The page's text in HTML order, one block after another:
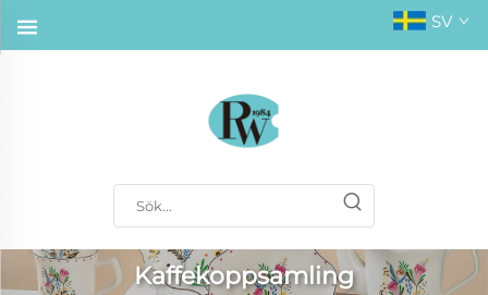
SV
Kaffekoppsamling